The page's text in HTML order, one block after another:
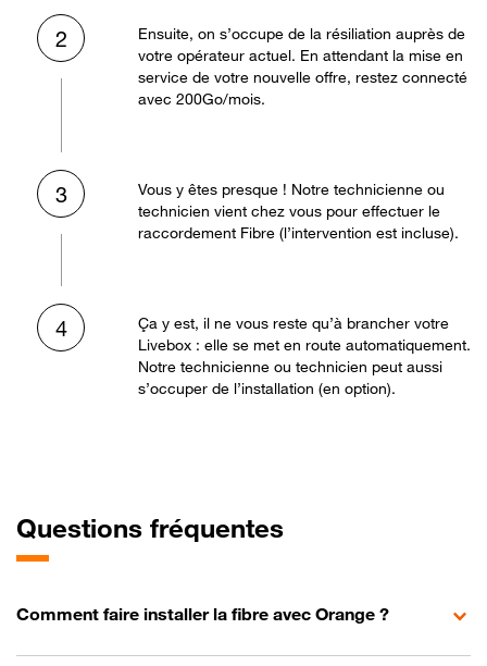
2
Ensuite, on s’occupe de la résiliation auprès de
votre opérateur actuel. En attendant la mise en
service de votre nouvelle offre, restez connecté
avec 200Go/mois.
3
Vous y êtes presque ! Notre technicienne ou
technicien vient chez vous pour effectuer le
raccordement Fibre (l’intervention est incluse).
4
Ça y est, il ne vous reste qu’à brancher votre
Livebox : elle se met en route automatiquement.
Notre technicienne ou technicien peut aussi
s’occuper de l’installation (en option).
Questions fréquentes
Comment faire installer la fibre avec Orange ?